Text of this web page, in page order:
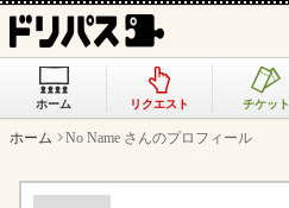
ホーム リクエスト チケット
ホーム No Name さんのプロフィール